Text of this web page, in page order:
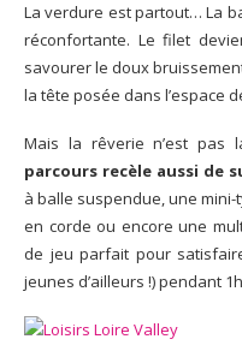
La verdure est partout… La
réconfortante. Le filet
savourer le doux
la tête posée dans l’espace
Mais la rêverie n’est pas
parcours recèle aussi de
à balle suspendue, une
en corde ou encore une
de jeu parfait pour
jeunes d’ailleurs !) pendant